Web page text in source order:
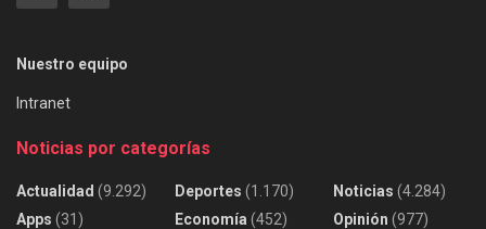
Nuestro equipo
Intranet
Noticias por categorías
Actualidad (9.292)
Apps (31)
Deportes (1.170)
Economía (452)
Noticias (4.284)
Opinión (977)